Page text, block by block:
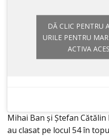
DĂ CLIC PENTRU
URILE PENTRU
ACTIVA
Mihai Ban și Ștefan
au clasat pe locul 54 în